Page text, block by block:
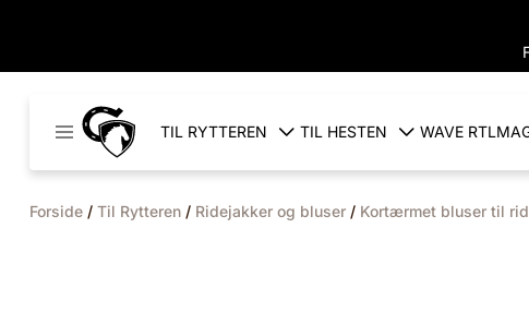
Denmark
TIL RYTTEREN TIL HESTEN WAVE RTL
Forside / Til Rytteren / Ridejakker og bluser / Kortærmet bluser til